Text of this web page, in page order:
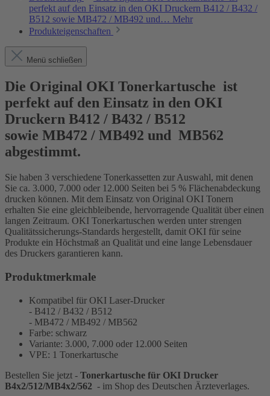
perfekt auf den Einsatz in den OKI Druckern B412 / B432 /
B512 sowie MB472 / MB492 und… Mehr
Produkteigenschaften
Menü schließen
Die Original OKI Tonerkartusche ist
perfekt auf den Einsatz in den OKI
Druckern B412 / B432 / B512
sowie MB472 / MB492 und MB562
abgestimmt.
Sie haben 3 verschiedene Tonerkassetten zur Auswahl, mit denen
Sie ca. 3.000, 7.000 oder 12.000 Seiten bei 5 % Flächenabdeckung
drucken können. Mit dem Einsatz von Original OKI Tonern
erhalten Sie eine gleichbleibende, hervorragende Qualität über einen
langen Zeitraum. OKI Tonerkartuschen werden unter strengen
Qualitätssicherungs-Standards hergestellt, damit OKI für seine
Produkte ein Höchstmaß an Qualität und eine lange Lebensdauer
des Druckers garantieren kann.
Produktmerkmale
Kompatibel für OKI Laser-Drucker
- B412 / B432 / B512
- MB472 / MB492 / MB562
Farbe: schwarz
Variante: 3.000, 7.000 oder 12.000 Seiten
VPE: 1 Tonerkartusche
Bestellen Sie jetzt - Tonerkartusche für OKI Drucker
B4x2/512/MB4x2/562 - im Shop des Deutschen Ärzteverlages.